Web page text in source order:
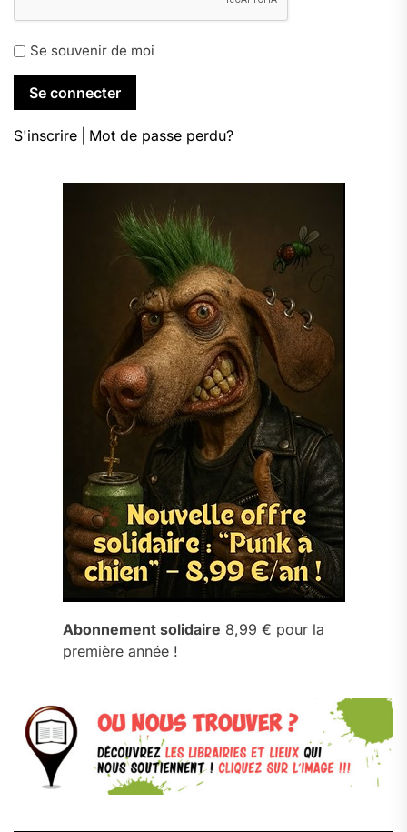
Se souvenir de moi
S'inscrire Mot de passe perdu?
Abonnement solidaire 8,99 € pour la
première année !